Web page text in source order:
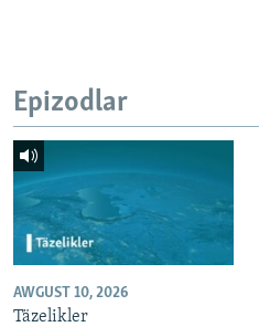
Epizodlar
AWGUST 10, 2026
Täzelikler